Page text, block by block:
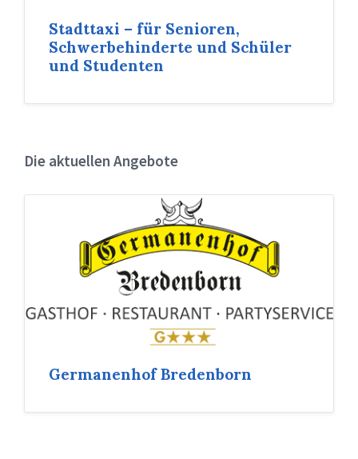
Stadttaxi – für Senioren,
Schwerbehinderte und Schüler
und Studenten
Die aktuellen Angebote
Germanenhof Bredenborn